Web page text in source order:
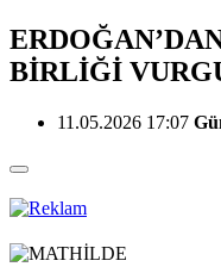
BİRLİĞİ
11.05.2026 17:07